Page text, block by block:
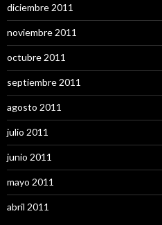
diciembre 2011
noviembre 2011
octubre 2011
septiembre 2011
agosto 2011
julio 2011
junio 2011
mayo 2011
abril 2011